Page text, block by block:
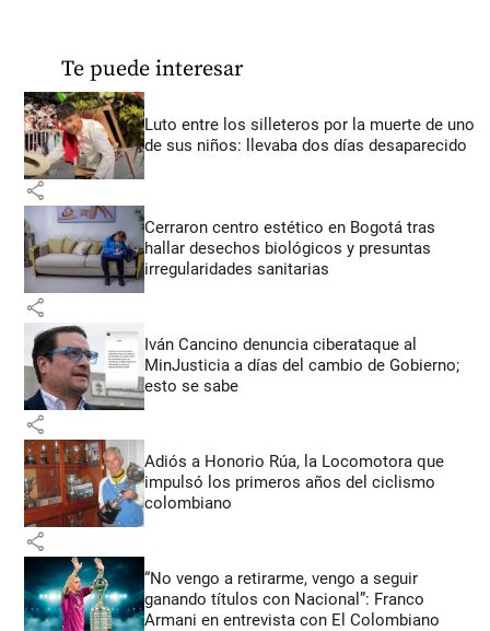
Te puede interesar
Luto entre los silleteros por la muerte de uno
de sus niños: llevaba dos días desaparecido
share
Cerraron centro estético en Bogotá tras
hallar desechos biológicos y presuntas
irregularidades sanitarias
share
Iván Cancino denuncia ciberataque al
MinJusticia a días del cambio de Gobierno;
esto se sabe
share
Adiós a Honorio Rúa, la Locomotora que
impulsó los primeros años del ciclismo
colombiano
share
“No vengo a retirarme, vengo a seguir
ganando títulos con Nacional”: Franco
Armani en entrevista con El Colombiano